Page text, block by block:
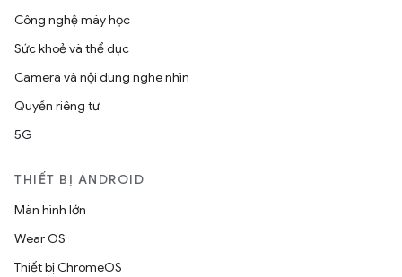
Công nghệ máy học
Sức khoẻ và thể dục
Camera và nội dung nghe nhìn
Quyền riêng tư
5G
THIẾT BỊ ANDROID
Màn hình lớn
Wear OS
Thiết bị ChromeOS